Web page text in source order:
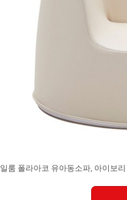
일룸 폴라아코 유아동소파, 아이보리